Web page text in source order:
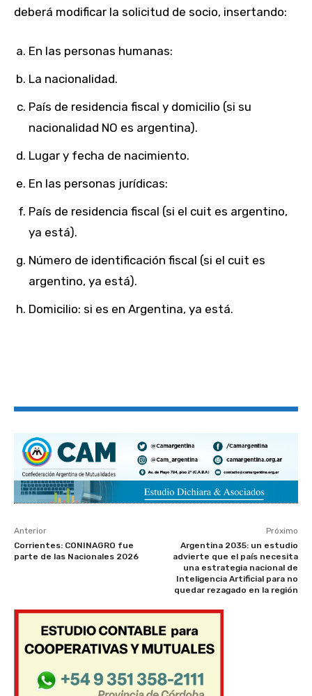
deberá modificar la solicitud de socio, insertando:
En las personas humanas:
La nacionalidad.
País de residencia fiscal y domicilio (si su
nacionalidad NO es argentina).
Lugar y fecha de nacimiento.
En las personas jurídicas:
País de residencia fiscal (si el cuit es argentino,
ya está).
Número de identificación fiscal (si el cuit es
argentino, ya está).
Domicilio: si es en Argentina, ya está.
Anterior
Corrientes: CONINAGRO fue
parte de las Nacionales 2026
Próximo
Argentina 2035: un estudio
advierte que el país necesita
una estrategia nacional de
Inteligencia Artificial para no
quedar rezagado en la región